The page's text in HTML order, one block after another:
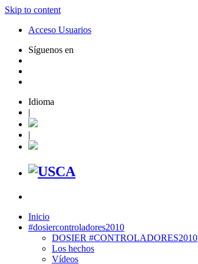
Skip to content
Acceso Usuarios
Síguenos en
Idioma
|
|
Inicio
#dosiercontroladores2010
DOSIER #CONTROLADORES2010
Los hechos
Vídeos